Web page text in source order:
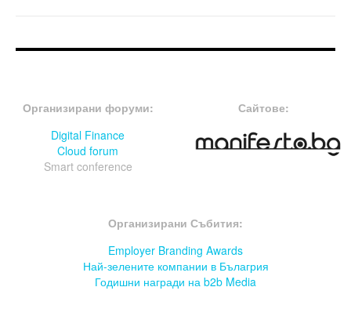
Организирани форуми:
Digital Finance
Cloud forum
Smart conference
Сайтове:
Организирани Събития:
Employer Branding Awards
Най-зелените компании в Бълагрия
Годишни награди на b2b Media